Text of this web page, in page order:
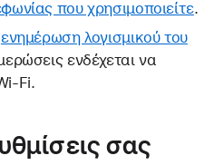
που χρησιμοποιείτε.
ενημέρωση λογισμικού του
ενδέχεται να
Fi.
σας